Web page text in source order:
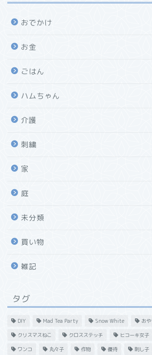
おでかけ
お金
ごはん
ハムちゃん
介護
刺繍
家
庭
未分類
買い物
雑記
タグ
DIY Mad Tea Party Snow White お
クリスマスねこ クロスステッチ ヒコーキ女子
ワンコ 丸々子 作物 優待 刺し子